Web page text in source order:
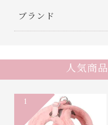
ブランド
人気商
1